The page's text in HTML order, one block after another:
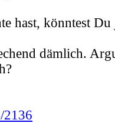
hast, könntest Du
dämlich.
2136